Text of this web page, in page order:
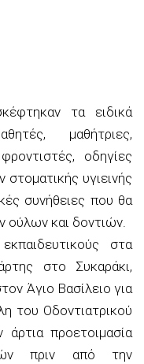
τα ειδικά
μαθήτριες,
οδηγίες
υγιεινής
συνήθειες που θα
ούλων και δοντιών.
στα
στο Συκαράκι,
Άγιο Βασίλειο για
του Οδοντιατρικού
προετοιμασία
πριν από την